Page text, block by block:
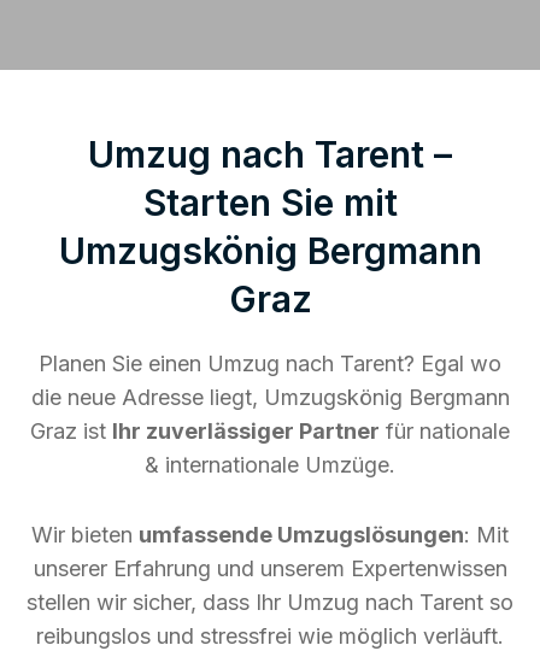
Umzug nach Tarent –
Starten Sie mit
Umzugskönig Bergmann
Graz
Planen Sie einen Umzug nach Tarent? Egal wo
die neue Adresse liegt, Umzugskönig Bergmann
Graz ist Ihr zuverlässiger Partner für nationale
& internationale Umzüge.
Wir bieten umfassende Umzugslösungen: Mit
unserer Erfahrung und unserem Expertenwissen
stellen wir sicher, dass Ihr Umzug nach Tarent so
reibungslos und stressfrei wie möglich verläuft.